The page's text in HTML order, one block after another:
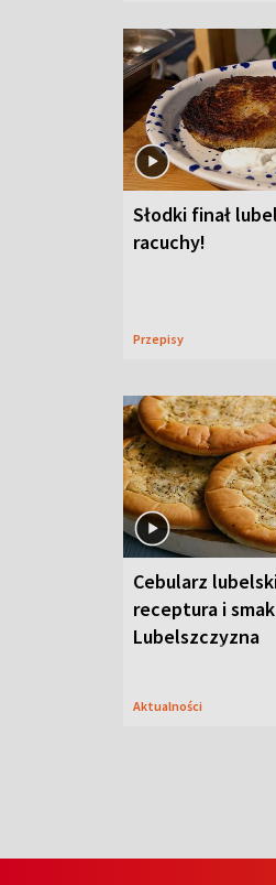
Słodki finał
racuchy!
Przepisy
Cebularz
receptura i
Lubelszczyzna
Aktualności